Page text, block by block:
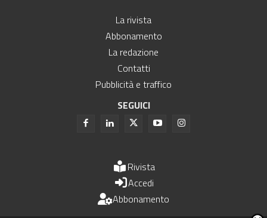
La rivista
Abbonamento
La redazione
Contatti
Pubblicità e traffico
SEGUICI
Rivista
Accedi
Abbonamento